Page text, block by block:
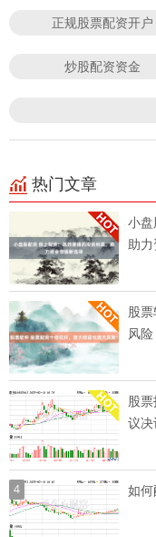
正规股票配资开户
炒股配资资金
热门文章
小盘
助
股
风险
股票扛杆 普冉股份：
议
4 如